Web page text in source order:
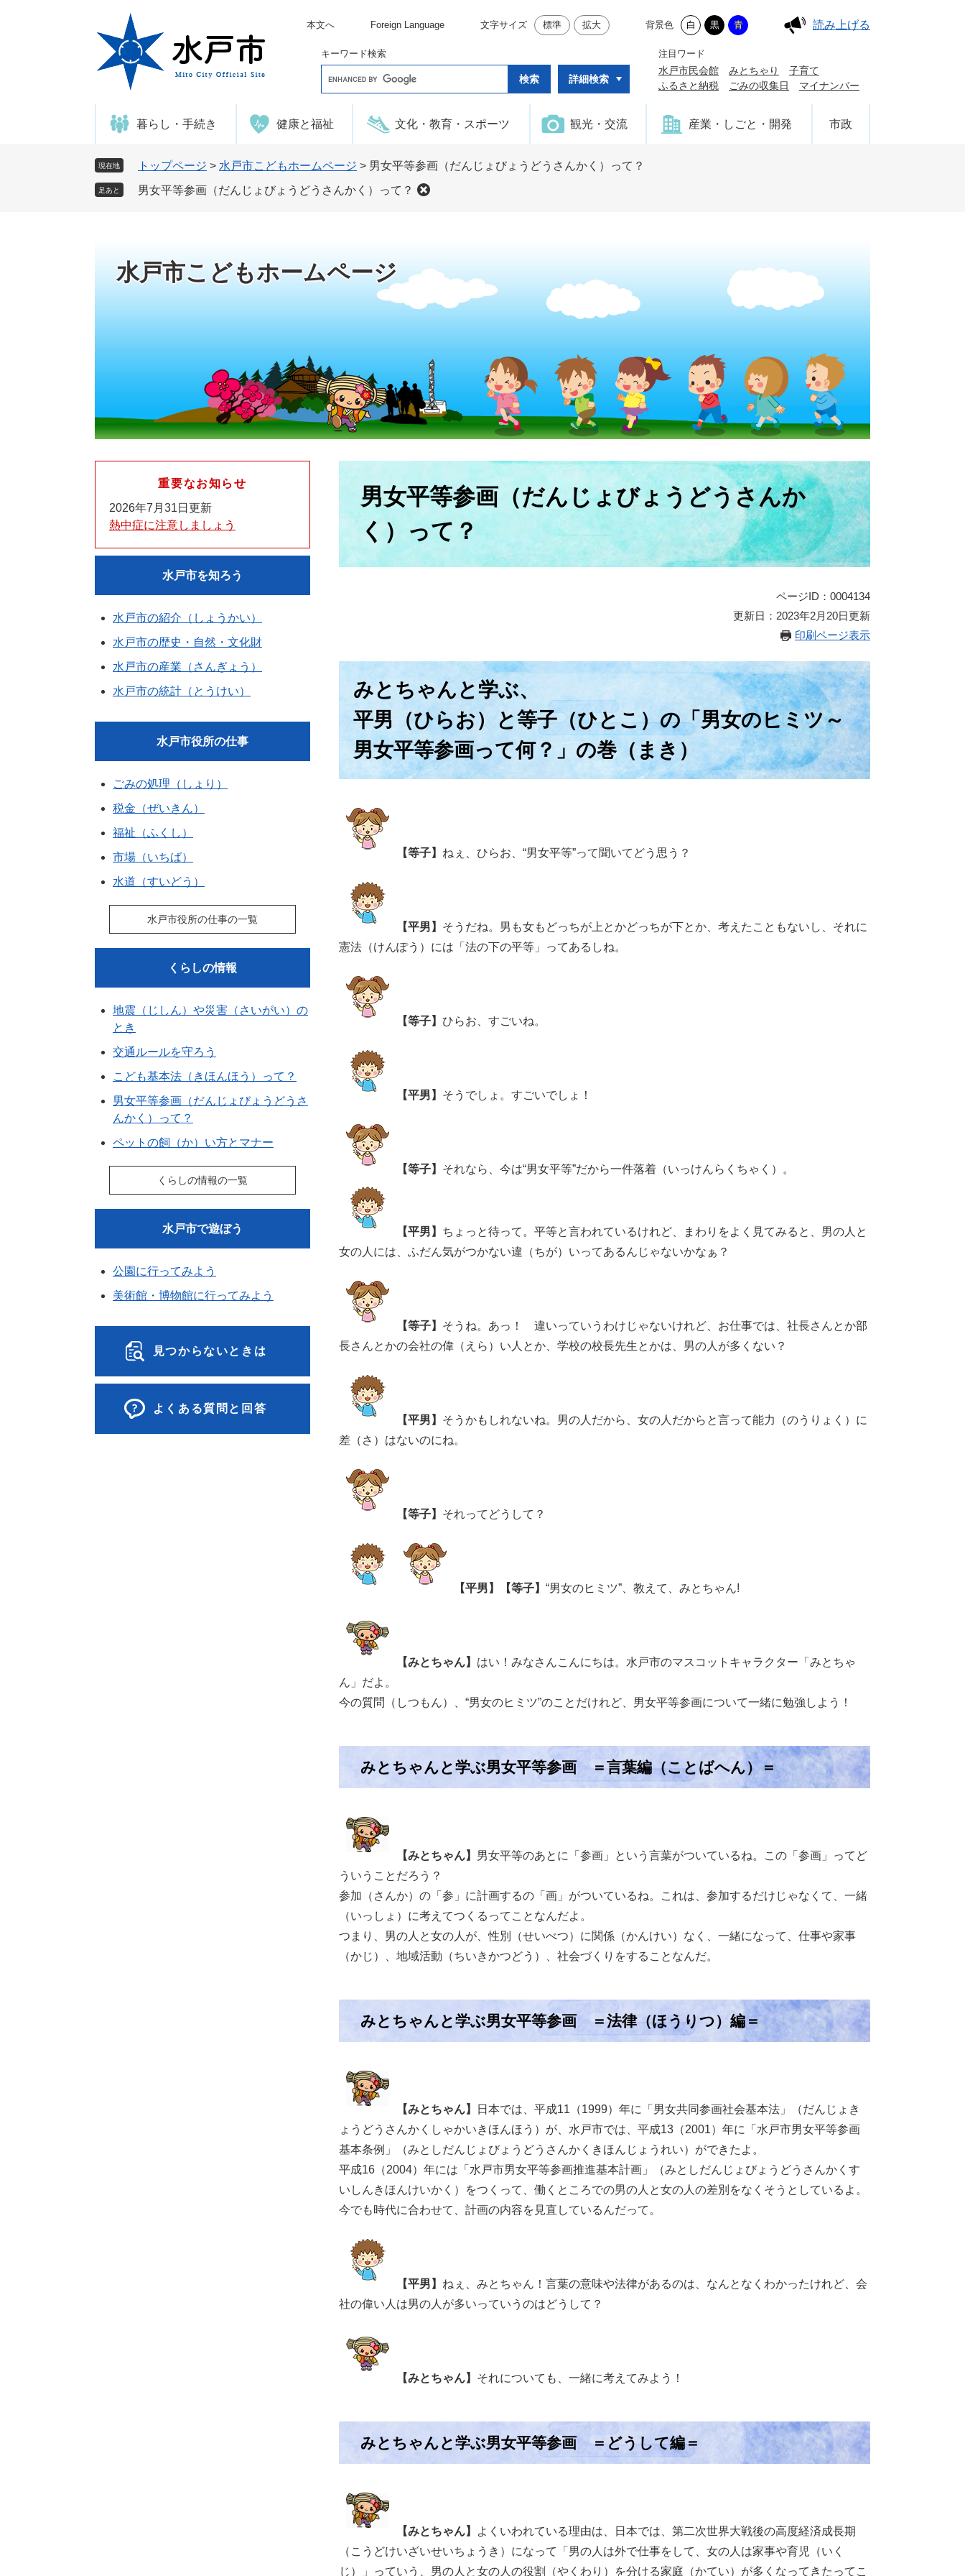
本文へ Foreign Language 文字サイズ 標準 拡大 背景色 白 黒 青 読み上げる
キーワード検索
o
e
タ
ム
検
索
詳細検索
注目ワード
水戸市民会館 みとちゃり
子育て
ふるさと納税
ごみの収集日 マイナンバー
暮らし・手続き 健康と福祉 文化・教育・スポーツ 観光・交流 産業・しごと・開発 市政
現在地 トップページ > 水戸市こどもホームページ > 男女平等参画（だんじょびょうどうさんかく）って？
足あと 男女平等参画（だんじょびょうどうさんかく）って？
水戸市こどもホームページ
男女平等参画（だんじょびょうどうさんか
く）って？
ページID：0004134
更新日：2023年2月20日更新
印刷ページ表示
みとちゃんと学ぶ、
平男（ひらお）と等子（ひとこ）の「男女のヒミツ～
男女平等参画って何？」の巻（まき）
【等子】 ねぇ、ひらお、“男女平等”って聞いてどう思う？
【平男】 そうだね。男も女もどっちが上とかどっちが下とか、考えたこともないし、それに
憲法（けんぽう）には「法の下の平等」ってあるしね。
【等子】 ひらお、すごいね。
【平男】 そうでしょ。すごいでしょ！
【等子】 それなら、今は“男女平等”だから一件落着（いっけんらくちゃく）​。
【平男】 ちょっと待って。平等と言われているけれど、まわりをよく見てみると、男の人と
女の人には、ふだん気がつかない違（ちが）いってあるんじゃないかなぁ？
【等子】 そうね。あっ！ 違いっていうわけじゃないけれど、お仕事では、社長さんとか部
長さんとかの会社の偉（えら）い人とか、学校の校長先生とかは、男の人が多くない？
【平男】 そうかもしれないね。男の人だから、女の人だからと言って能力（のうりょく）に
差（さ）はないのにね。
【等子】 それってどうして？
【平男】【等子】 “男女のヒミツ”、教えて、みとちゃん!
【みとちゃん】 はい！みなさんこんにちは。水戸市のマスコットキャラクター「みとちゃ
ん」だよ。
今の質問（しつもん）、“男女のヒミツ”のことだけれど、男女平等参画について一緒に勉強しよう！
みとちゃんと学ぶ男女平等参画 ＝言葉編（ことばへん）＝
【みとちゃん】 男女平等のあとに「参画」という言葉がついているね。この「参画」ってど
ういうことだろう？
参加（さんか）の「参」に計画するの「画」がついているね。これは、参加するだけじゃなくて、一緒
（いっしょ）に考えてつくるってことなんだよ。
つまり、男の人と女の人が、性別（せいべつ）に関係（かんけい）なく、一緒になって、仕事や家事
（かじ）、地域活動（ちいきかつどう）、社会づくりをすることなんだ。
みとちゃんと学ぶ男女平等参画 ＝法律（ほうりつ）編＝
【みとちゃん】
日本では、平成11（1999）年に「男女共同参画社会基本法」（だんじょき
ょうどうさんかくしゃかいきほんほう）が、水戸市では、平成13（2001）年に「水戸市男女平等参画
基本条例」（みとしだんじょびょうどうさんかくきほんじょうれい）ができたよ。
平成16（2004）年には「水戸市男女平等参画推進基本計画」（みとしだんじょびょうどうさんかくす
いしんきほんけいかく）をつくって、働くところでの男の人と女の人の差別をなくそうとしているよ。
今でも時代に合わせて、計画の内容を見直しているんだって。
【平男】 ねぇ、みとちゃん！言葉の意味や法律があるのは、なんとなくわかったけれど、会
社の偉い人は男の人が多いっていうのはどうして？
【みとちゃん】 それについても、一緒に考えてみよう！
みとちゃんと学ぶ男女平等参画 ＝どうして編＝
【みとちゃん】
よくいわれている理由は、日本では、第二次世界大戦後の高度経済成長期
（こうどけいざいせいちょうき）になって「男の人は外で仕事をして、女の人は家事や育児（いく
じ）」っていう、男の人と女の人の役割（やくわり）を分ける家庭（かてい）が多くなってきたってこ
重要なお知らせ
2026年7月31日更新
熱中症に注意しましょう
水戸市を知ろう
水戸市の紹介（しょうかい）
水戸市の歴史・自然・文化財
水戸市の産業（さんぎょう）
水戸市の統計（とうけい）
水戸市役所の仕事
ごみの処理（しょり）
税金（ぜいきん）
福祉（ふくし）
市場（いちば）
水道（すいどう）
水戸市役所の仕事の一覧
くらしの情報
地震（じしん）や災害（さいがい）の
とき
交通ルールを守ろう
こども基本法（きほんほう）って？
男女平等参画（だんじょびょうどうさ
んかく）って？
ペットの飼（か）い方とマナー
くらしの情報の一覧
水戸市で遊ぼう
公園に行ってみよう
美術館・博物館に行ってみよう
見つからないときは
よくある質問と回答